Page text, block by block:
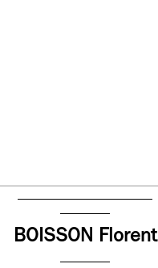
BOISSON Florent